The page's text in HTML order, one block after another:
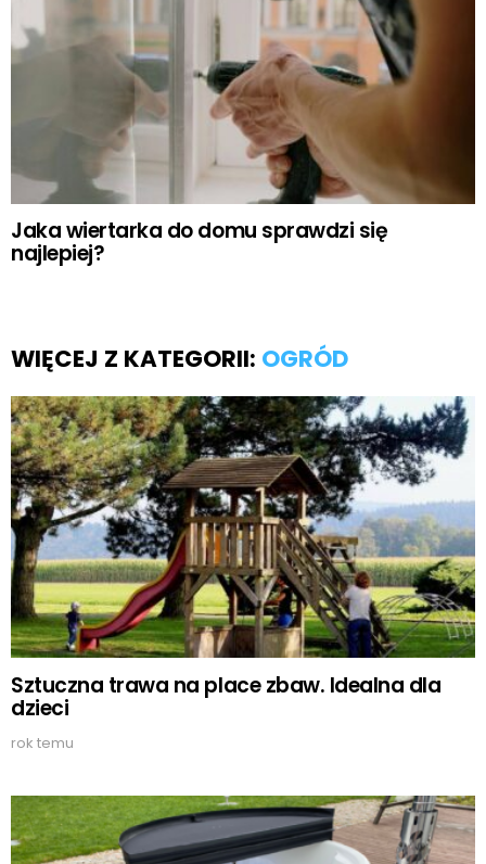
Jaka wiertarka do domu sprawdzi się
najlepiej?
WIĘCEJ Z KATEGORII: OGRÓD
Sztuczna trawa na place zbaw. Idealna dla
dzieci
rok temu